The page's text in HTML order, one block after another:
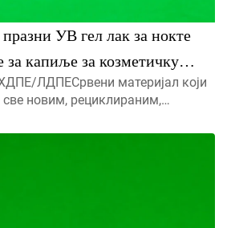
УВ гел лак за нокте
капиље за козметичку
ЛДПЕСрвени материјал који
све новим, рециклираним,
10мл 15мл контактирајте